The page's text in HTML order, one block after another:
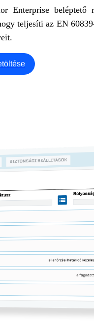
Enterprise beléptető
teljesíti az EN